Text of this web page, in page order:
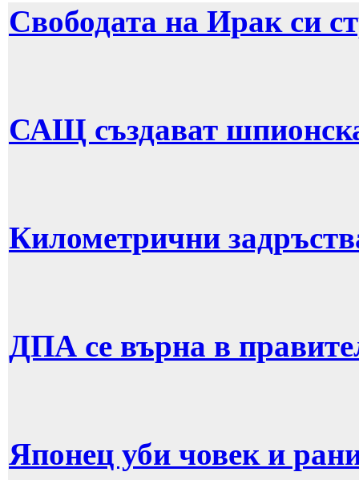
Свободата на Ирак си
САЩ създават
Километрични
ДПА се върна в
Японец уби човек и